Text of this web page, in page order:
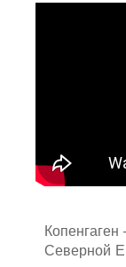
Северной